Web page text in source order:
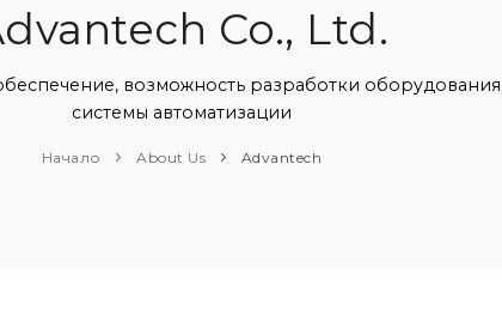
Co., Ltd.
возможность разработки оборудования
системы автоматизации
Начало About Us Advantech